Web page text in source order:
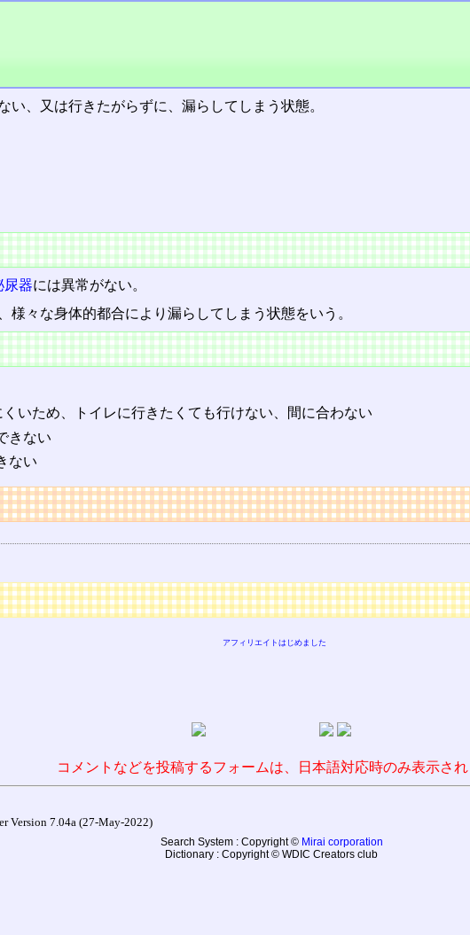
い、又は行きたがらずに、漏らしてしまう状態。
尿器には異常がない。
様々な身体的都合により漏らしてしまう状態をいう。
いため、トイレに行きたくても行けない、間に合わない
きない
ない
アフィリエイトはじめました
コメントなどを投稿するフォームは、日本語対応時のみ表示さ
Version 7.04a (27-May-2022)
Search System : Copyright © Mirai corporation
Dictionary : Copyright © WDIC Creators club